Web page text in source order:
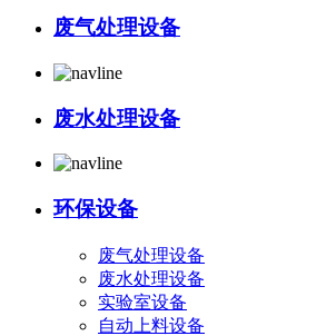
废气处理设备
废水处理设备
环保设备
废气处理设备
废水处理设备
实验室设备
自动上料设备